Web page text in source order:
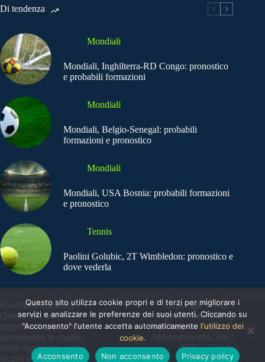
Di tendenza
Mondiali
Mondiali, Inghilterra-RD Congo: pronostico
e probabili formazioni
Mondiali
Mondiali, Belgio-Senegal: probabili
formazioni e pronostico
Mondiali
Mondiali, USA Bosnia: probabili formazioni
e pronostico
Tennis
Paolini Golubic, 2T Wimbledon: pronostico e
dove vederla
SportNews.BetFlag -
Questo sito non
rappresenta una testata
giornalistica in quanto
viene aggiornato senza
alcuna periodicità
Copyright © 2025
SportNews BetFlag
Sede Legale: Via degli
Aldobrandeschi, 300 |
00163 | Roma
Questo sito utilizza cookie propri e di terzi per migliorare i
servizi e analizzare le preferenze dei suoi utenti. Cliccando su
"Acconsento" l'utente accetta automaticamente l'utilizzo dei
cookie.
Acconsento
Non acconsento Privacy policy